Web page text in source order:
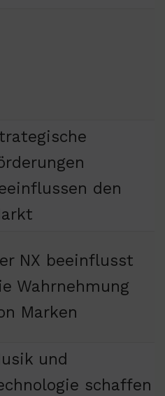
den
NX beeinflusst
Wahrnehmung
Marken
und
schaffen